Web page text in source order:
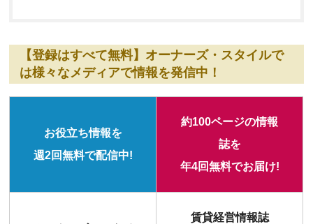
【登録はすべて無料】オーナーズ・スタイルで
は様々なメディアで情報を発信中！
お役立ち情報を
週2回無料で配信中!
約100ページの情報
誌を
年4回無料でお届け!
賃貸経営情報誌